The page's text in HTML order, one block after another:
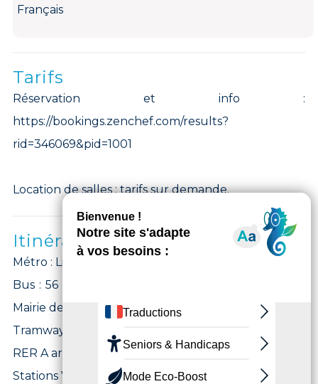
Français
Tarifs
Réservation et info :
https://bookings.zenchef.com/results?
rid=346069&pid=1001
Location de salles : tarifs sur demande.
Itinéraires
Métro : Ligne 1 Saint Mandé
Bus : 56 arrêt Mairie de Saint Mandé, 86, 325 arrêt
Mairie de Saint Mandé
Tramway : Alexandra David Néel (t3a)
RER A arrêt Vincennes puis bus 325 ou 56
Stations Velib à proximité